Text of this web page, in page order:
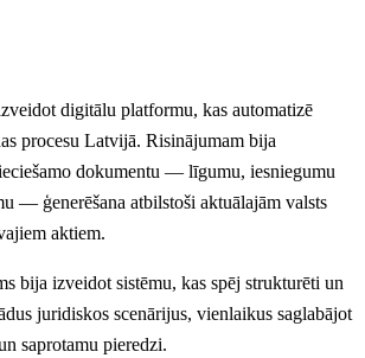
digitālu platformu, kas automatizē
procesu Latvijā. Risinājumam bija
dokumentu — līgumu, iesniegumu
— ģenerēšana atbilstoši aktuālajām valsts
aktiem.
bija izveidot sistēmu, kas spēj strukturēti un
juridiskos scenārijus, vienlaikus saglabājot
saprotamu pieredzi.